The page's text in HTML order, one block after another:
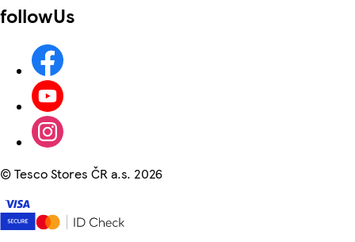
followUs
©Tesco Stores ČR a.s. 2026